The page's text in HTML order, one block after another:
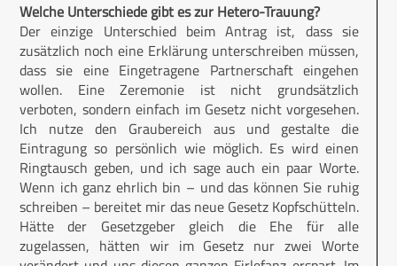
Welche Unterschiede gibt es zur Hetero-Trauung?
Der einzige Unterschied beim Antrag ist, dass sie
zusätzlich noch eine Erklärung unterschreiben müssen,
dass sie eine Eingetragene Partnerschaft eingehen
wollen. Eine Zeremonie ist nicht grundsätzlich
verboten, sondern einfach im Gesetz nicht vorgesehen.
Ich nutze den Graubereich aus und gestalte die
Eintragung so persönlich wie möglich. Es wird einen
Ringtausch geben, und ich sage auch ein paar Worte.
Wenn ich ganz ehrlich bin – und das können Sie ruhig
schreiben – bereitet mir das neue Gesetz Kopfschütteln.
Hätte der Gesetzgeber gleich die Ehe für alle
zugelassen, hätten wir im Gesetz nur zwei Worte